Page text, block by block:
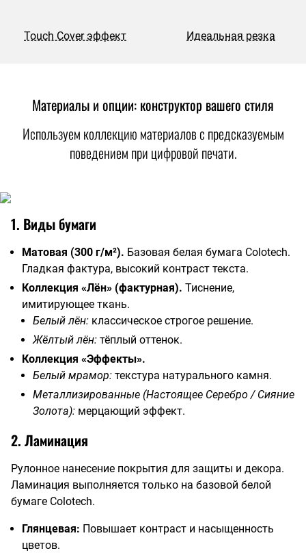
Touch Cover эффект Идеальная резка
Материалы и опции: конструктор вашего стиля
Используем коллекцию материалов с предсказуемым
поведением при цифровой печати.
1. Виды бумаги
Матовая (300 г/м²). Базовая белая бумага Colotech.
Гладкая фактура, высокий контраст текста.
Коллекция «Лён» (фактурная). Тиснение,
имитирующее ткань.
Белый лён: классическое строгое решение.
Жёлтый лён: тёплый оттенок.
Коллекция «Эффекты».
Белый мрамор: текстура натурального камня.
Металлизированные (Настоящее Серебро / Сияние
Золота): мерцающий эффект.
2. Ламинация
Рулонное нанесение покрытия для защиты и декора.
Ламинация выполняется только на базовой белой
бумаге Colotech.
Глянцевая: Повышает контраст и насыщенность
цветов.